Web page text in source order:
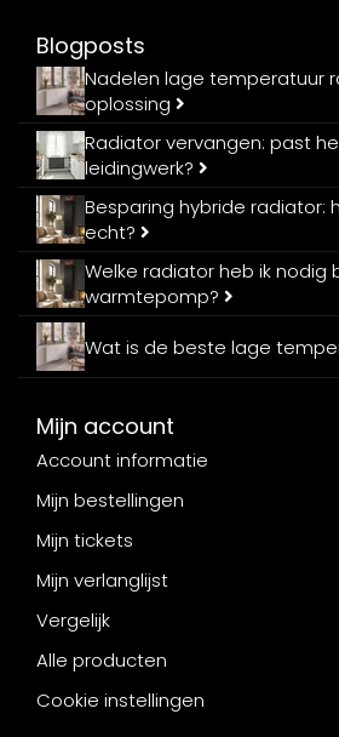
Blogposts
Nadelen lage temperatuur
oplossing
Radiator vervangen: past
leidingwerk?
Besparing hybride radiator:
echt?
Welke radiator heb ik nodig
warmtepomp?
Wat is de beste lage
Mijn account
Account informatie
Mijn bestellingen
Mijn tickets
Mijn verlanglijst
Vergelijk
Alle producten
Cookie instellingen